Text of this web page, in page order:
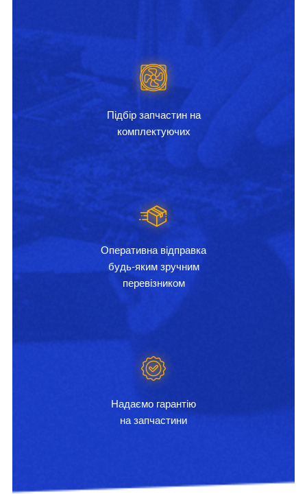
Підбір запчастин на
комплектуючих
Оперативна відправка
будь-яким зручним
перевізником
Надаємо гарантію
на запчастини